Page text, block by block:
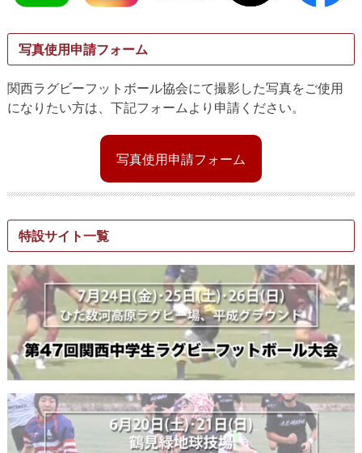
写真使用申請フォーム
関西ラグビーフットボール協会にて撮影した写真をご使用
になりたい方は、下記フォームより申請ください。
写真使用申請フォーム
特設サイト一覧